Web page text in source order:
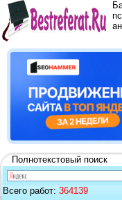
Полнотекстовый поиск
Всего работ: 364139